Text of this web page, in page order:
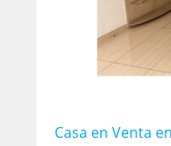
Casa en Venta